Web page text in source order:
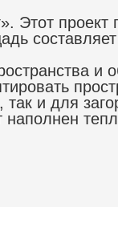
Этот проект
и
и для